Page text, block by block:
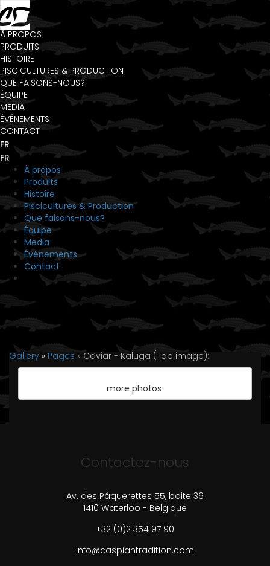
À PROPOS
PRODUITS
HISTOIRE
PISCICULTURES & PRODUCTION
QUE FAISONS-NOUS?
ÉQUIPE
MEDIA
ÉVÉNEMENTS
CONTACT
FR
FR
À propos
Produits
Histoire
Piscicultures & Production
Que faisons-nous?
Équipe
Media
Événements
Contact
Gallery » Pages » Caviar - Kaluga (Top image):
more photos
Contactez-nous
Av. des Pâquerettes 55, boite 36
1410 Waterloo - Belgique
+32 (0)2 354 97 90
info@caspiantradition.com